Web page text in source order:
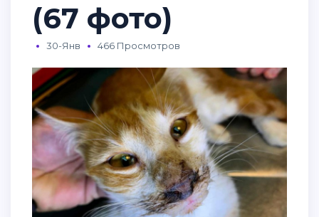
(67 фото)
30-Янв 466 Просмотров